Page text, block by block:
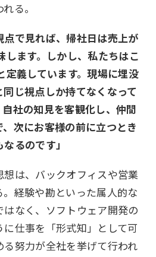
る。
で見れば、帰社日は売上が
ます。しかし、私たちはこ
義しています。現場に埋没
じ視点しか持てなくなって
社の知見を客観化し、仲間
次にお客様の前に立つとき
るのです」
想は、バックオフィスや営業
経験や勘といった属人的な
はなく、ソフトウェア開発の
仕事を「形式知」として可
努力が全社を挙げて行われ